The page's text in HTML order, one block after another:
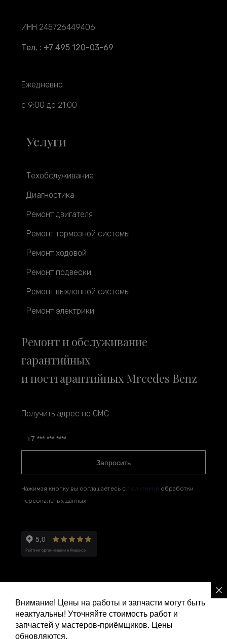
ИНН 245726449406
Тел. : +7 495 120-03-69
Ежедневно
с 9:00 до 21:00
Услуги
Техобслуживание
Диагностика
Ремонт двигателя
Ремонт тормозной системы
Ремонт ходовой
Ремонт подвески
Ремонт выхлопной системы
Ремонт электрики
Ремонт и обслуживание
гарантийных
и постгарантийных Mrcedes Benz
Получить адрес по СМС
Запросить
Нажимая кнопку вы соглашаетесь с политикой обработки
персональных данных
Политика конфиденциальности
Внимание! Цены на работы и запчасти могут быть
неактуальны! Уточняйте стоимость работ и
запчастей у мастеров-приёмщиков. Цены
обновляются.